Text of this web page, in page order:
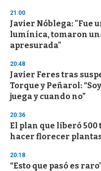
21:00
Javier Nóblega: "Fue
lumínica, tomaron
apresurada"
20:48
Javier Feres tras
Torque y Peñarol:
juega y cuando no”
20:36
El plan que liberó
hacer florecer
20:18
“Esto que pasó es